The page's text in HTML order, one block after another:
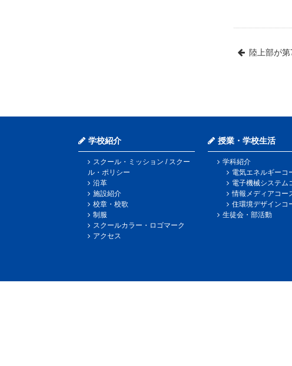
陸上部が
学校紹介
スクール・ミッション / スクー
ル・ポリシー
沿革
施設紹介
校章・校歌
制服
スクールカラー・ロゴマーク
アクセス
授業・学校生活
学科紹介
電気エネルギーコ
電子機械システム
情報メディアコー
住環境デザインコ
生徒会・部活動